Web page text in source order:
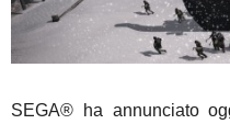
SEGA® ha annunciato